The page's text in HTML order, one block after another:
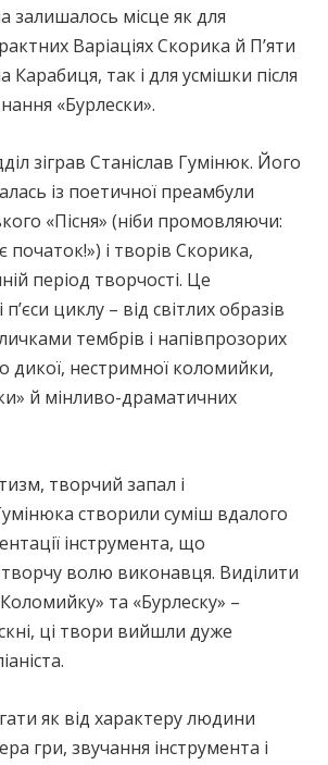
залишалось місце як для
Варіаціях Скорика й П’яти
Карабиця, так і для усмішки після
«Бурлески».
зіграв Станіслав Гумінюк. Його
із поетичної преамбули
«Пісня» (ніби промовляючи:
початок!») і творів Скорика,
період творчості. Це
циклу – від світлих образів
тембрів і напівпрозорих
дикої, нестримної коломийки,
й мінливо-драматичних
творчий запал і
створили суміш вдалого
інструмента, що
творчу волю виконавця. Виділити
та «Бурлеску» –
ці твори вийшли дуже
як від характеру людини
гри, звучання інструмента і